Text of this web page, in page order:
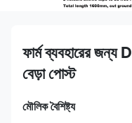
ফার্ম ব্যবহারের
বেড়া পোস্ট
মৌলিক বৈশিষ্ট্য